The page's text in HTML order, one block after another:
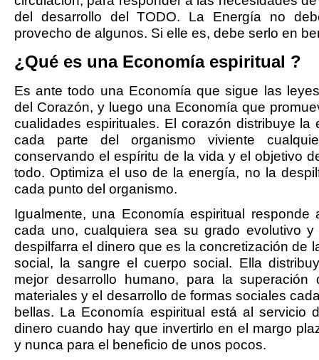
del desarrollo del TODO. La Energía no
provecho de algunos. Si elle es, debe serlo en
¿Qué es una Economía espiritual ?
Es ante todo una Economía que sigue las
del Corazón, y luego una Economía que
cualidades espirituales. El corazón distribuye la
cada parte del organismo viviente
conservando el espíritu de la vida y el objetivo
todo. Optimiza el uso de la energía, no la
cada punto del organismo.
Igualmente, una Economía espiritual
cada uno, cualquiera sea su grado evolutivo
despilfarra el dinero que es la concretización de
social, la sangre el cuerpo social. Ella
mejor desarrollo humano, para la superación
materiales y el desarrollo de formas sociales
bellas. La Economía espiritual está al servicio
dinero cuando hay que invertirlo en el margo
y nunca para el beneficio de unos pocos.